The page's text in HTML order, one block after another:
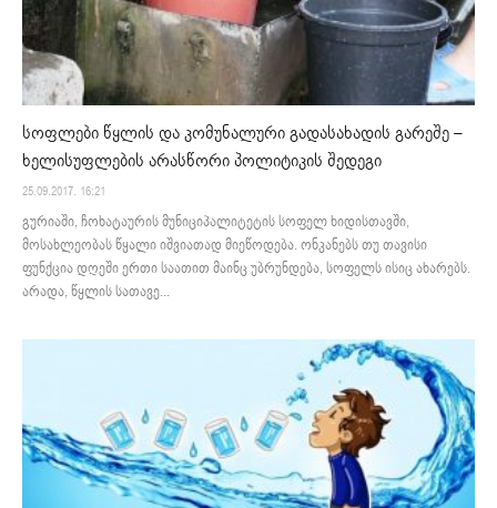
სოფლები წყლის და კომუნალური გადასახადის გარეშე –
ხელისუფლების არასწორი პოლიტიკის შედეგი
25.09.2017. 16:21
გურიაში, ჩოხატაურის მუნიციპალიტეტის სოფელ ხიდისთავში,
მოსახლეობას წყალი იშვიათად მიეწოდება. ონკანებს თუ თავისი
ფუნქცია დღეში ერთი საათით მაინც უბრუნდება, სოფელს ისიც ახარებს.
არადა, წყლის სათავე...